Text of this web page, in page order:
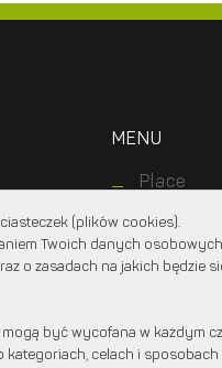
MENU
Place
Ogrody
nami
(plików cookies).
Twoich danych
o zasadach na jakich będzie
być wycofana w każdym
kategoriach, celach i